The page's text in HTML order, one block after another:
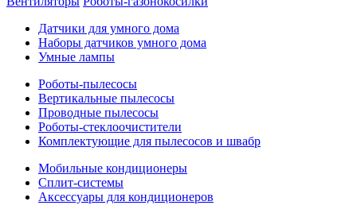
Датчики для умного дома
Наборы датчиков умного дома
Умные лампы
Роботы-пылесосы
Вертикальные пылесосы
Проводные пылесосы
Роботы-стеклоочистители
Комплектующие для пылесосов и швабр
Мобильные кондиционеры
Сплит-системы
Аксессуары для кондиционеров